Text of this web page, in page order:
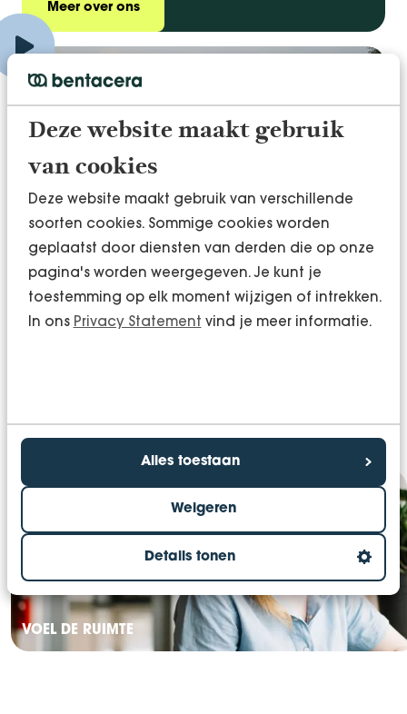
Deze website maakt gebruik
van cookies
Deze website maakt gebruik van verschillende
soorten cookies. Sommige cookies worden
geplaatst door diensten van derden die op onze
pagina's worden weergegeven. Je kunt je
toestemming op elk moment wijzigen of intrekken.
In ons Privacy Statement vind je meer informatie.
Alles toestaan
Weigeren
Details tonen
Meer over ons
VOEL DE RUIMTE